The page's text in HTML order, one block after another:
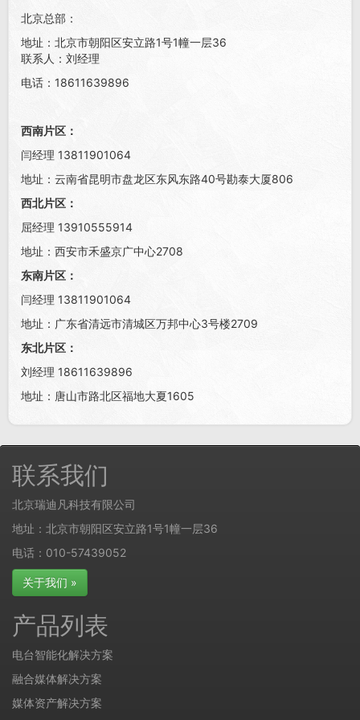
北京总部：
地址：北京市朝阳区安立路1号1幢一层36
联系人：刘经理
电话：18611639896
西南片区：
闫经理 13811901064
地址：云南省昆明市盘龙区东风东路40号勘泰大厦806
西北片区：
屈经理 13910555914
地址：西安市禾盛京广中心2708
东南片区：
闫经理 13811901064
地址：广东省清远市清城区万邦中心3号楼2709
东北片区：
刘经理 18611639896
地址：唐山市路北区福地大夏1605
联系我们
北京瑞迪凡科技有限公司
地址：北京市朝阳区安立路1号1幢一层36
电话：010-57439052
关于我们 »
产品列表
电台智能化解决方案
融合媒体解决方案
媒体资产解决方案